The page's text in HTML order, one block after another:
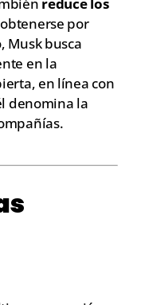
por
Musk busca
en la
en línea con
denomina la